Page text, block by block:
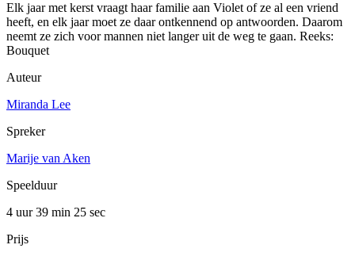
Elk jaar met kerst vraagt haar familie aan Violet of ze al een vriend
heeft, en elk jaar moet ze daar ontkennend op antwoorden. Daarom
neemt ze zich voor mannen niet langer uit de weg te gaan. Reeks:
Bouquet
Auteur
Miranda Lee
Spreker
Marije van Aken
Speelduur
4 uur 39 min 25 sec
Prijs